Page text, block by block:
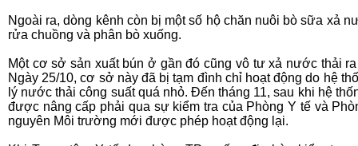
Ngoài ra, dòng kênh còn bị một số hộ chăn nuôi bò sữa xả
rửa chuồng và phân bò xuống.
Một cơ sở sản xuất bún ở gần đó cũng vô tư xả nước thải
Ngày 25/10, cơ sở này đã bị tạm đình chỉ hoạt động do hệ
lý nước thải công suất quá nhỏ. Đến tháng 11, sau khi hệ
được nâng cấp phải qua sự kiểm tra của Phòng Y tế và
nguyên Môi trường mới được phép hoạt động lại.